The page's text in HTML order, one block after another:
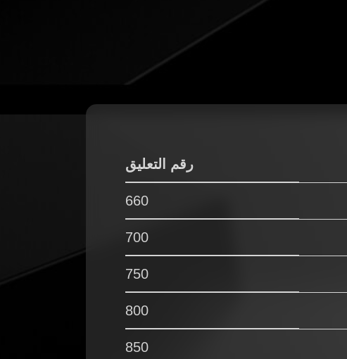
رقم التعليق
660
700
750
800
850